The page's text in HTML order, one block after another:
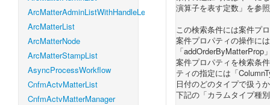
ArcMatterAdminListWithHandleLevel
ArcMatterList
ArcMatterNode
ArcMatterStampList
AsyncProcessWorkflow
CnfmActvMatterList
CnfmActvMatterManager
演算子を表す定数」を参
この検索条件には案件プ
案件プロパティの操作に
「addOrderByMatterProp
案件プロパティを検索条
ティの指定には「
日付のどのタイプで扱う
下記の「カラムタイプ種